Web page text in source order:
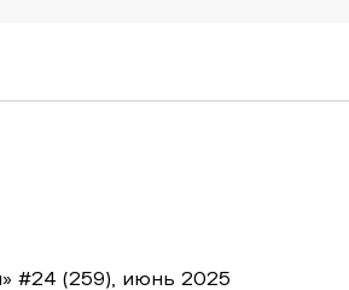
#24 (259), июнь 2025